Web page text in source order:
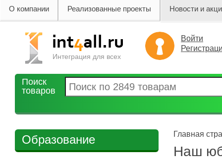
О компании Реализованные проекты Новости и
Интеграция для всех
Войти
Поиск
товаров
Образование Главная
Наш